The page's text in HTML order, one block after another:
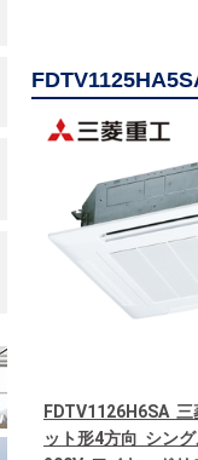
FDTV1126H6SA
ット形4方向 シン